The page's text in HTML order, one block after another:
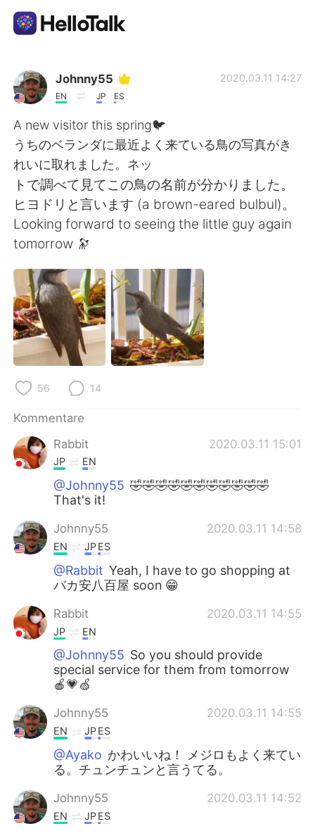
Sprachaustausch-App
AI Grammar Checker
Deutsch
English 简体中文
繁體中文
العربية Français
日本語 한국어
Русский ไทย
Indonesia
Türkçe
Português
Johnny55
EN JP ES
2020.03.11 14:27
A new visitor this spring🐦
うちのベランダに最近よく来ている鳥の写真がき
れいに取れました。ネッ
トで調べて見てこの鳥の名前が分かりました。
ヒヨドリと言います (a brown-eared bulbul)。
Looking forward to seeing the little guy again
tomorrow 🔭
56 14
Kommentare
Rabbit
2020.03.11 15:01
JP EN
@Johnny55 🤣🤣🤣🤣🤣🤣🤣🤣🤣🤣🤣
That's it!
Johnny55 2020.03.11 14:58
EN JPES
@Rabbit Yeah, I have to go shopping at
バカ安八百屋 soon 😁
Rabbit 2020.03.11 14:55
JP EN
@Johnny55 So you should provide
special service for them from tomorrow
🍎💗🍏
Johnny55 2020.03.11 14:55
EN JPES
@Ayako かわいいね！ メジロもよく来てい
る。チュンチュンと言うてる。
Johnny55 2020.03.11 14:52
EN JPES